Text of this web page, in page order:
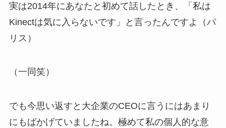
実は2014年にあなたと初めて話したとき、「私は
Kinectは気に入らないです」と言ったんですよ（パ
リス）
（一同笑）
でも今思い返すと大企業のCEOに言うにはあまり
にもばかげていましたね。極めて私の個人的な意